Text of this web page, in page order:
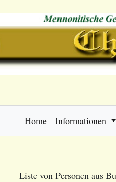
Home Informationen
Liste von Personen aus